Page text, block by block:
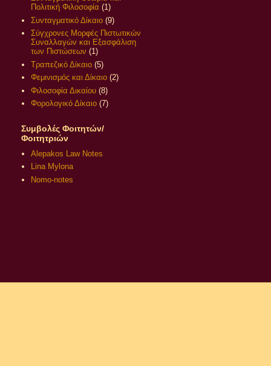
Πολιτική Φιλοσοφία (1)
Συνταγματικό Δίκαιο (9)
Σύγχρονες Μορφές Πιστωτικών
Συναλλαγών και Εξασφάλιση
των Πιστώσεων (1)
Τραπεζικό Δίκαιο (5)
Φεμινισμός και Δίκαιο (2)
Φιλοσοφία Δικαίου (8)
Φορολογικό Δίκαιο (7)
Συμβολές Φοιτητών/
Φοιτητριών
Alepakos Law Notes
Lina Mylona
Nomo-notes